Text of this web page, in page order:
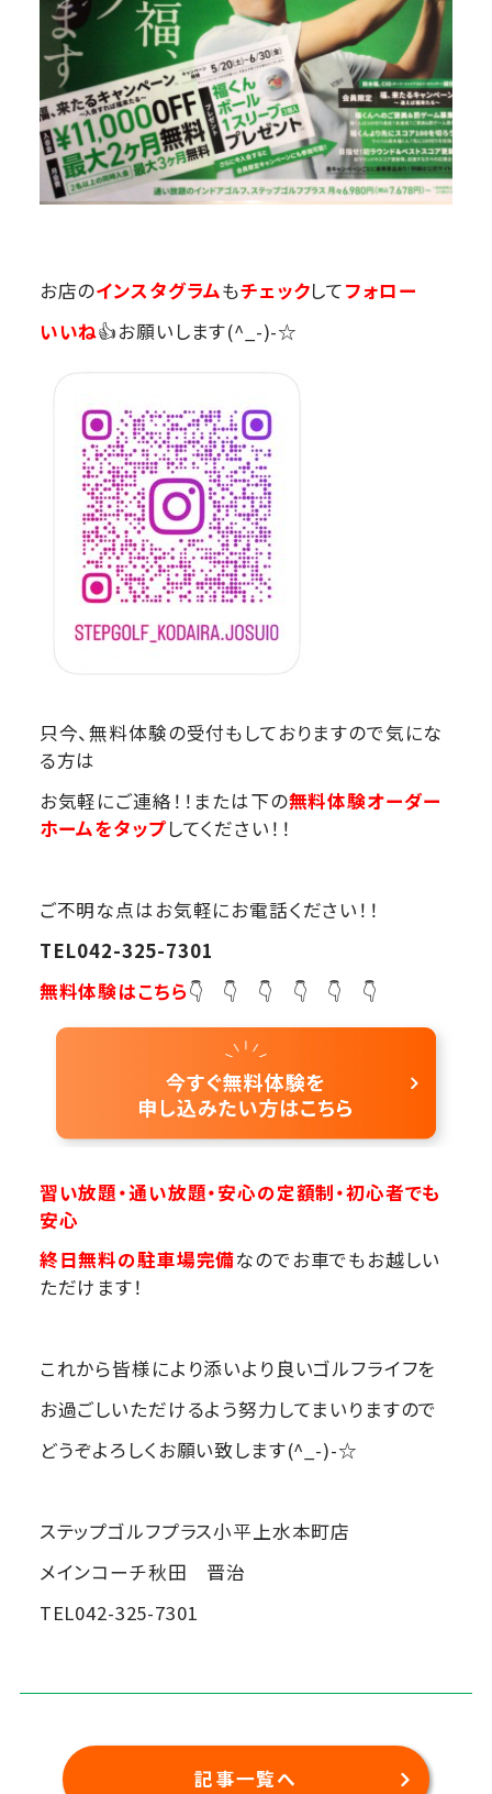
お店のインスタグラムもチェックしてフォロー
いいね👍お願いします(^_-)-☆
只今、無料体験の受付もしておりますので気にな
る方は
お気軽にご連絡！！または下の無料体験オーダー
ホームをタップしてください！！
ご不明な点はお気軽にお電話ください！！
TEL042-325-7301
無料体験はこちら👇 👇 👇 👇 👇 👇
習い放題・通い放題・安心の定額制・初心者でも
安心
終日無料の駐車場完備なのでお車でもお越しい
ただけます！
これから皆様により添いより良いゴルフライフを
お過ごしいただけるよう努力してまいりますので
どうぞよろしくお願い致します(^_-)-☆
ステップゴルフプラス小平上水本町店
メインコーチ秋田 晋治
TEL042-325-7301
記事一覧へ